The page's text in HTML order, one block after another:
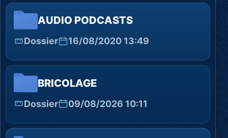
AUDIO PODCASTS
Dossier 16/08/2020 13:49
BRICOLAGE
Dossier 09/08/2026 10:11